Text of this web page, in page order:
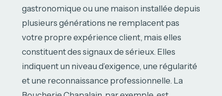
gastronomique ou une maison installée depuis
plusieurs générations ne remplacent pas
votre propre expérience client, mais elles
constituent des signaux de sérieux. Elles
indiquent un niveau d’exigence, une régularité
et une reconnaissance professionnelle. La